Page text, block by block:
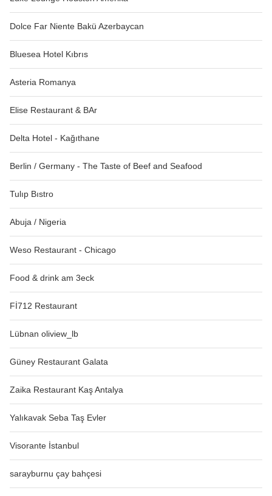
Dolce Far Niente Bakü Azerbaycan
Bluesea Hotel Kıbrıs
Asteria Romanya
Elise Restaurant & BAr
Delta Hotel - Kağıthane
Berlin / Germany - The Taste of Beef and Seafood
Tulıp Bıstro
Abuja / Nigeria
Weso Restaurant - Chicago
Food & drink am 3eck
Fİ712 Restaurant
Lübnan oliview_lb
Güney Restaurant Galata
Zaika Restaurant Kaş Antalya
Yalıkavak Seba Taş Evler
Visorante İstanbul
sarayburnu çay bahçesi